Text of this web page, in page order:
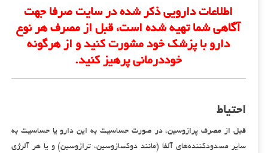
اطلاعات دارویی ذکر شده در سایت صرفا جهت
آگاهی شما تهیه شده است، قبل از مصرف هر نوع
دارو با پزشک خود مشورت کنید و از هرگونه
خوددرمانی پرهیز کنید.
احتیاط
قبل از مصرف پرازوسین، در صورت حساسیت به این دارو یا حساسیت به
سایر مسدودکننده‌های آلفا (مانند دوکسازوسین، ترازوسین) و یا هر آلرژی